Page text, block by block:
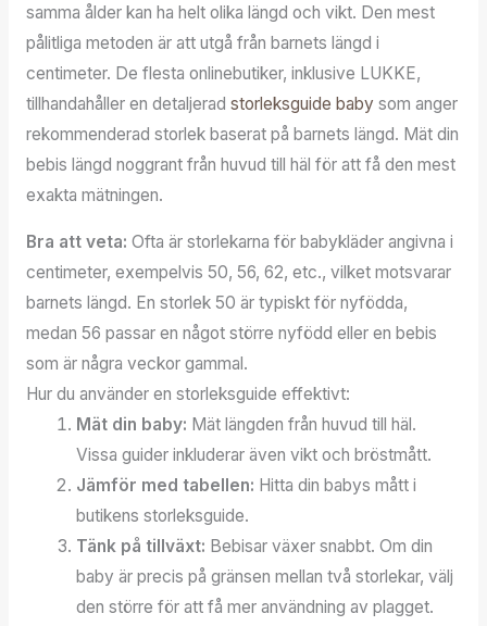
samma ålder kan ha helt olika längd och vikt. Den mest
pålitliga metoden är att utgå från barnets längd i
centimeter. De flesta onlinebutiker, inklusive LUKKE,
tillhandahåller en detaljerad storleksguide baby som anger
rekommenderad storlek baserat på barnets längd. Mät din
bebis längd noggrant från huvud till häl för att få den mest
exakta mätningen.
Bra att veta: Ofta är storlekarna för babykläder angivna i
centimeter, exempelvis 50, 56, 62, etc., vilket motsvarar
barnets längd. En storlek 50 är typiskt för nyfödda,
medan 56 passar en något större nyfödd eller en bebis
som är några veckor gammal.
Hur du använder en storleksguide effektivt:
Mät din baby: Mät längden från huvud till häl.
Vissa guider inkluderar även vikt och bröstmått.
Jämför med tabellen: Hitta din babys mått i
butikens storleksguide.
Tänk på tillväxt: Bebisar växer snabbt. Om din
baby är precis på gränsen mellan två storlekar, välj
den större för att få mer användning av plagget.